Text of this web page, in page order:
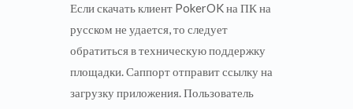
Если скачать клиент PokerOK на ПК на
русском не удается, то следует
обратиться в техническую поддержку
площадки. Саппорт отправит ссылку на
загрузку приложения. Пользователь